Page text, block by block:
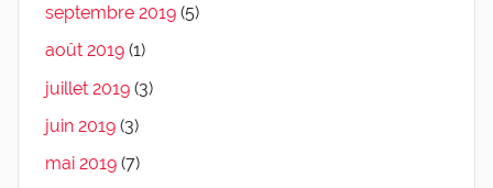
septembre 2019 (5)
août 2019 (1)
juillet 2019 (3)
juin 2019 (3)
mai 2019 (7)